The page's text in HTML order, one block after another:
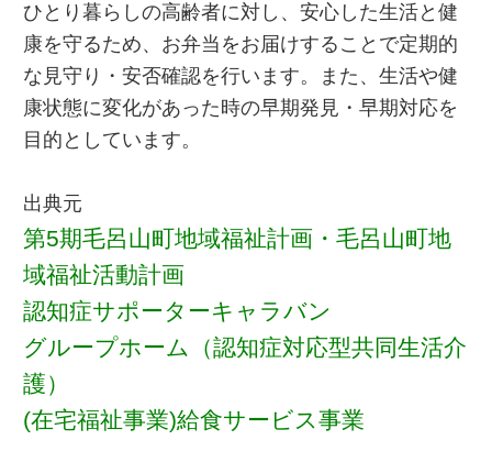
ひとり暮らしの高齢者に対し、安心した生活と健
康を守るため、お弁当をお届けすることで定期的
な見守り・安否確認を行います。また、生活や健
康状態に変化があった時の早期発見・早期対応を
目的としています。
出典元
第5期毛呂山町地域福祉計画・毛呂山町地
域福祉活動計画
認知症サポーターキャラバン
グループホーム（認知症対応型共同生活介
護）
(在宅福祉事業)給食サービス事業